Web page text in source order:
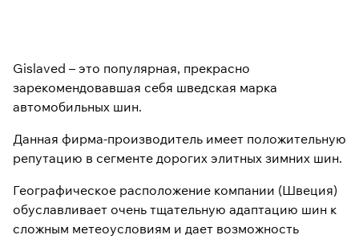
Gislaved – это популярная, прекрасно
зарекомендовавшая себя шведская марка
автомобильных шин.
Данная фирма-производитель имеет положительную
репутацию в сегменте дорогих элитных зимних шин.
Географическое расположение компании (Швеция)
обуславливает очень тщательную адаптацию шин к
сложным метеоусловиям и дает возможность